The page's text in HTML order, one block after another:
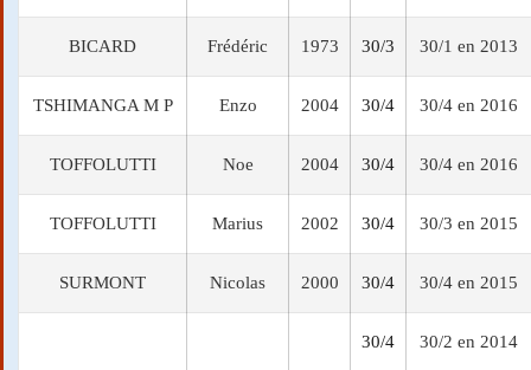
BICARD Frédéric 1973 30/3 30/1 en 2013
TSHIMANGA M P Enzo 2004 30/4 30/4 en 2016
TOFFOLUTTI Noe 2004 30/4 30/4 en 2016
TOFFOLUTTI Marius 2002 30/4 30/3 en 2015
SURMONT Nicolas 2000 30/4 30/4 en 2015
30/4 30/2 en 2014